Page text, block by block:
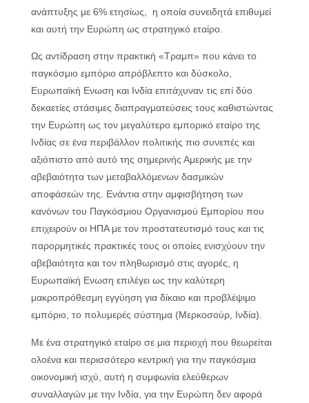
ανάπτυξης με 6% ετησίως, η οποία συνειδητά επιθυμεί
και αυτή την Ευρώπη ως στρατηγικό εταίρο.
Ως αντίδραση στην πρακτική «Τραμπ» που κάνει το
παγκόσμιο εμπόριο απρόβλεπτο και δύσκολο,
Ευρωπαϊκή Ενωση και Ινδία επιτάχυναν τις επί δύο
δεκαετίες στάσιμες διαπραγματεύσεις τους καθιστώντας
την Ευρώπη ως τον μεγαλύτερο εμπορικό εταίρο της
Ινδίας σε ένα περιβάλλον πολιτικής πιο συνεπές και
αξιόπιστο από αυτό της σημερινής Αμερικής με την
αβεβαιότητα των μεταβαλλόμενων δασμικών
αποφάσεών της. Ενάντια στην αμφισβήτηση των
κανόνων του Παγκόσμιου Οργανισμού Εμπορίου που
επιχειρούν οι ΗΠΑ με τον προστατευτισμό τους και τις
παρορμητικές πρακτικές τους οι οποίες ενισχύουν την
αβεβαιότητα και τον πληθωρισμό στις αγορές, η
Ευρωπαϊκή Ενωση επιλέγει ως την καλύτερη
μακροπρόθεσμη εγγύηση για δίκαιο και προβλέψιμο
εμπόριο, το πολυμερές σύστημα (Μερκοσούρ, Ινδία).
Με ένα στρατηγικό εταίρο σε μια περιοχή που θεωρείται
ολοένα και περισσότερο κεντρική για την παγκόσμια
οικονομική ισχύ, αυτή η συμφωνία ελεύθερων
συναλλαγών με την Ινδία, για την Ευρώπη δεν αφορά